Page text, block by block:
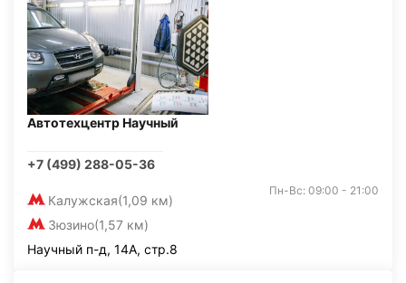
Автотехцентр Научный
+7 (499) 288-05-36
Калужская(1,09 км)
Зюзино(1,57 км)
Пн-Вс: 09:00 - 21:00
Научный п-д, 14А, стр.8